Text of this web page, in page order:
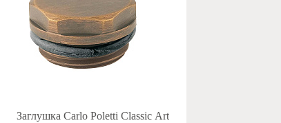
Заглушка Carlo Poletti Classic Art